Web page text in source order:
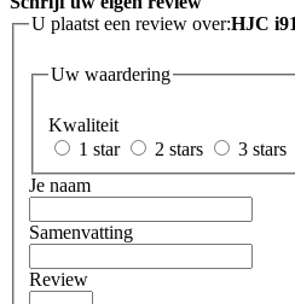
U plaatst een review over:HJC
Uw waardering
Kwaliteit
1 star
2 stars 3 stars
Je naam
Samenvatting
Review